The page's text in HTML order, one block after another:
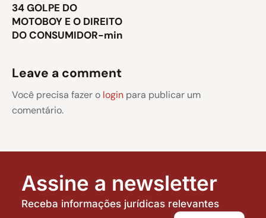
34 GOLPE DO
MOTOBOY E O DIREITO
DO CONSUMIDOR-min
Leave a comment
Você precisa fazer o login para publicar um
comentário.
Assine a newsletter
Receba informações jurídicas relevantes